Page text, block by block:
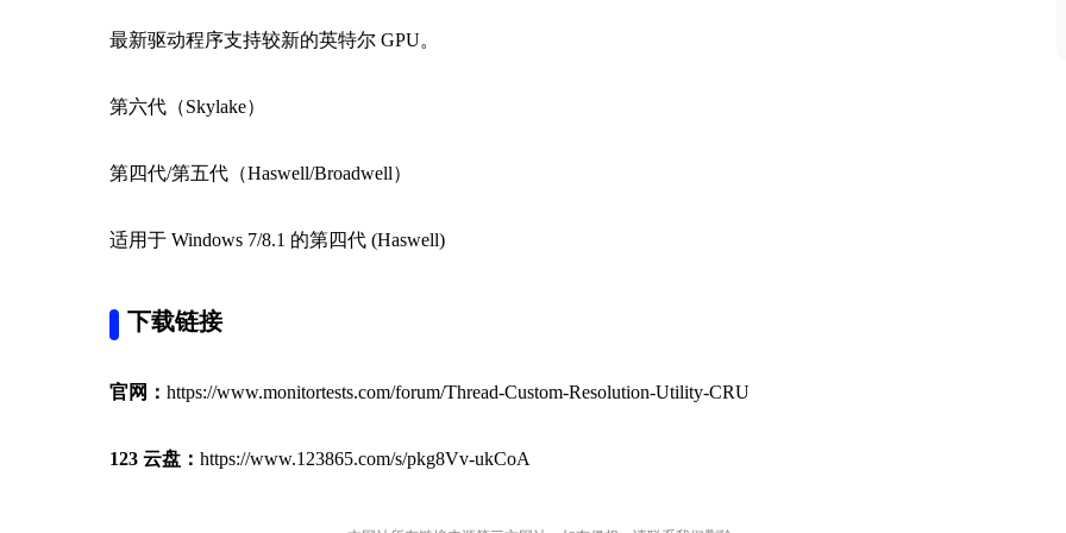
最新驱动程序支持较新的英特尔 GPU。
第六代（Skylake）
第四代/第五代（Haswell/Broadwell）
适用于 Windows 7/8.1 的第四代 (Haswell)
下载链接
官网： https://www.monitortests.com/forum/Thread-Custom-Resolution-Utility-CRU
123 云盘： https://www.123865.com/s/pkg8Vv-ukCoA